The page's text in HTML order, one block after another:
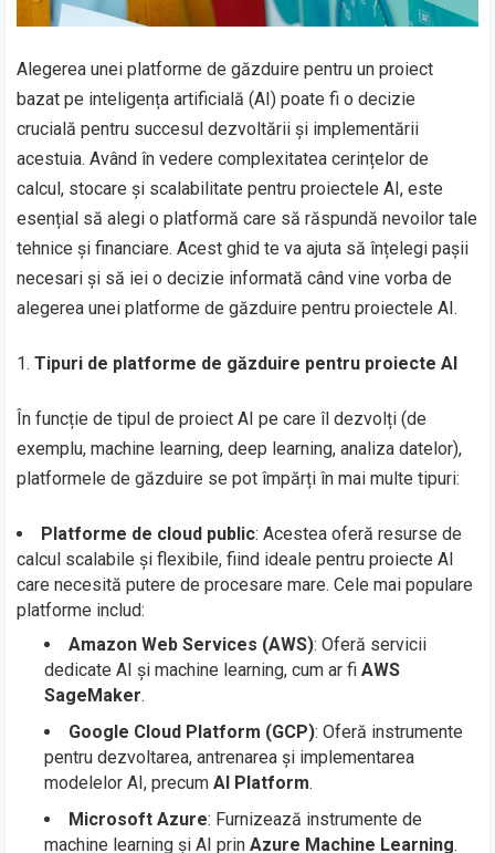
Alegerea unei platforme de găzduire pentru un proiect
bazat pe inteligența artificială (AI) poate fi o decizie
crucială pentru succesul dezvoltării și implementării
acestuia. Având în vedere complexitatea cerințelor de
calcul, stocare și scalabilitate pentru proiectele AI, este
esențial să alegi o platformă care să răspundă nevoilor tale
tehnice și financiare. Acest ghid te va ajuta să înțelegi pașii
necesari și să iei o decizie informată când vine vorba de
alegerea unei platforme de găzduire pentru proiectele AI.
Tipuri de platforme de găzduire pentru proiecte AI
În funcție de tipul de proiect AI pe care îl dezvolți (de
exemplu, machine learning, deep learning, analiza datelor),
platformele de găzduire se pot împărți în mai multe tipuri:
Platforme de cloud public: Acestea oferă resurse de
calcul scalabile și flexibile, fiind ideale pentru proiecte AI
care necesită putere de procesare mare. Cele mai populare
platforme includ:
Amazon Web Services (AWS): Oferă servicii
dedicate AI și machine learning, cum ar fiAWS
SageMaker.
Google Cloud Platform (GCP): Oferă instrumente
pentru dezvoltarea, antrenarea și implementarea
modelelor AI, precumAI Platform.
Microsoft Azure: Furnizează instrumente de
machine learning și AI prinAzure Machine Learning.